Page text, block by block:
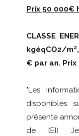
Prix 50 000€
CLASSE
kgéqCO2/
€ par an. Prix
"Les
disponibles
présente
de (EI)